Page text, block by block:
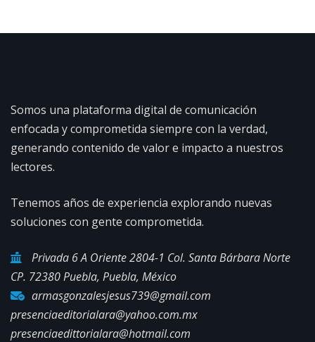
Somos una plataforma digital de comunicación
enfocada y comprometida siempre con la verdad,
generando contenido de valor e impacto a nuestros
lectores.
Tenemos años de experiencia explorando nuevas
soluciones con gente comprometida.
Privada 6 A Oriente 2804-1 Col. Santa Bárbara Norte
CP. 72380 Puebla, Puebla, México
armasgonzalesjesus739@gmail.com
presenciaeditorialara@yahoo.com.mx
presenciaedittorialara@hotmail.com